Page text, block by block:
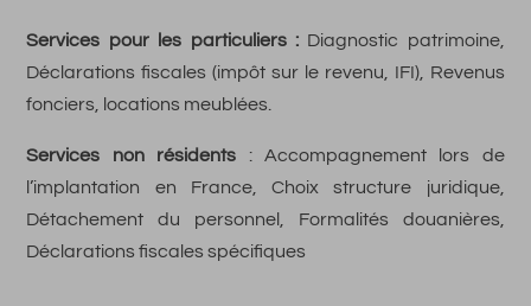
Services pour les particuliers : Diagnostic patrimoine,
Déclarations fiscales (impôt sur le revenu, IFI), Revenus
fonciers, locations meublées.
Services non résidents : Accompagnement lors de
l’implantation en France, Choix structure juridique,
Détachement du personnel, Formalités douanières,
Déclarations fiscales spécifiques